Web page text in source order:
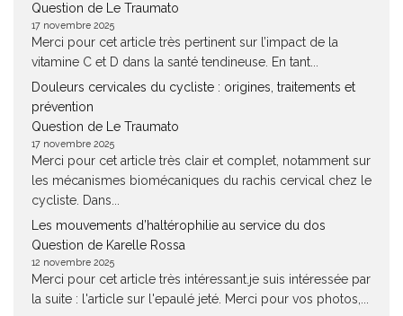
Question de Le Traumato
17 novembre 2025
Merci pour cet article très pertinent sur l’impact de la
vitamine C et D dans la santé tendineuse. En tant...
Douleurs cervicales du cycliste : origines, traitements et
prévention
Question de Le Traumato
17 novembre 2025
Merci pour cet article très clair et complet, notamment sur
les mécanismes biomécaniques du rachis cervical chez le
cycliste. Dans...
Les mouvements d’haltérophilie au service du dos
Question de Karelle Rossa
12 novembre 2025
Merci pour cet article très intéressant.je suis intéressée par
la suite : l'article sur l'epaulé jeté. Merci pour vos photos,...